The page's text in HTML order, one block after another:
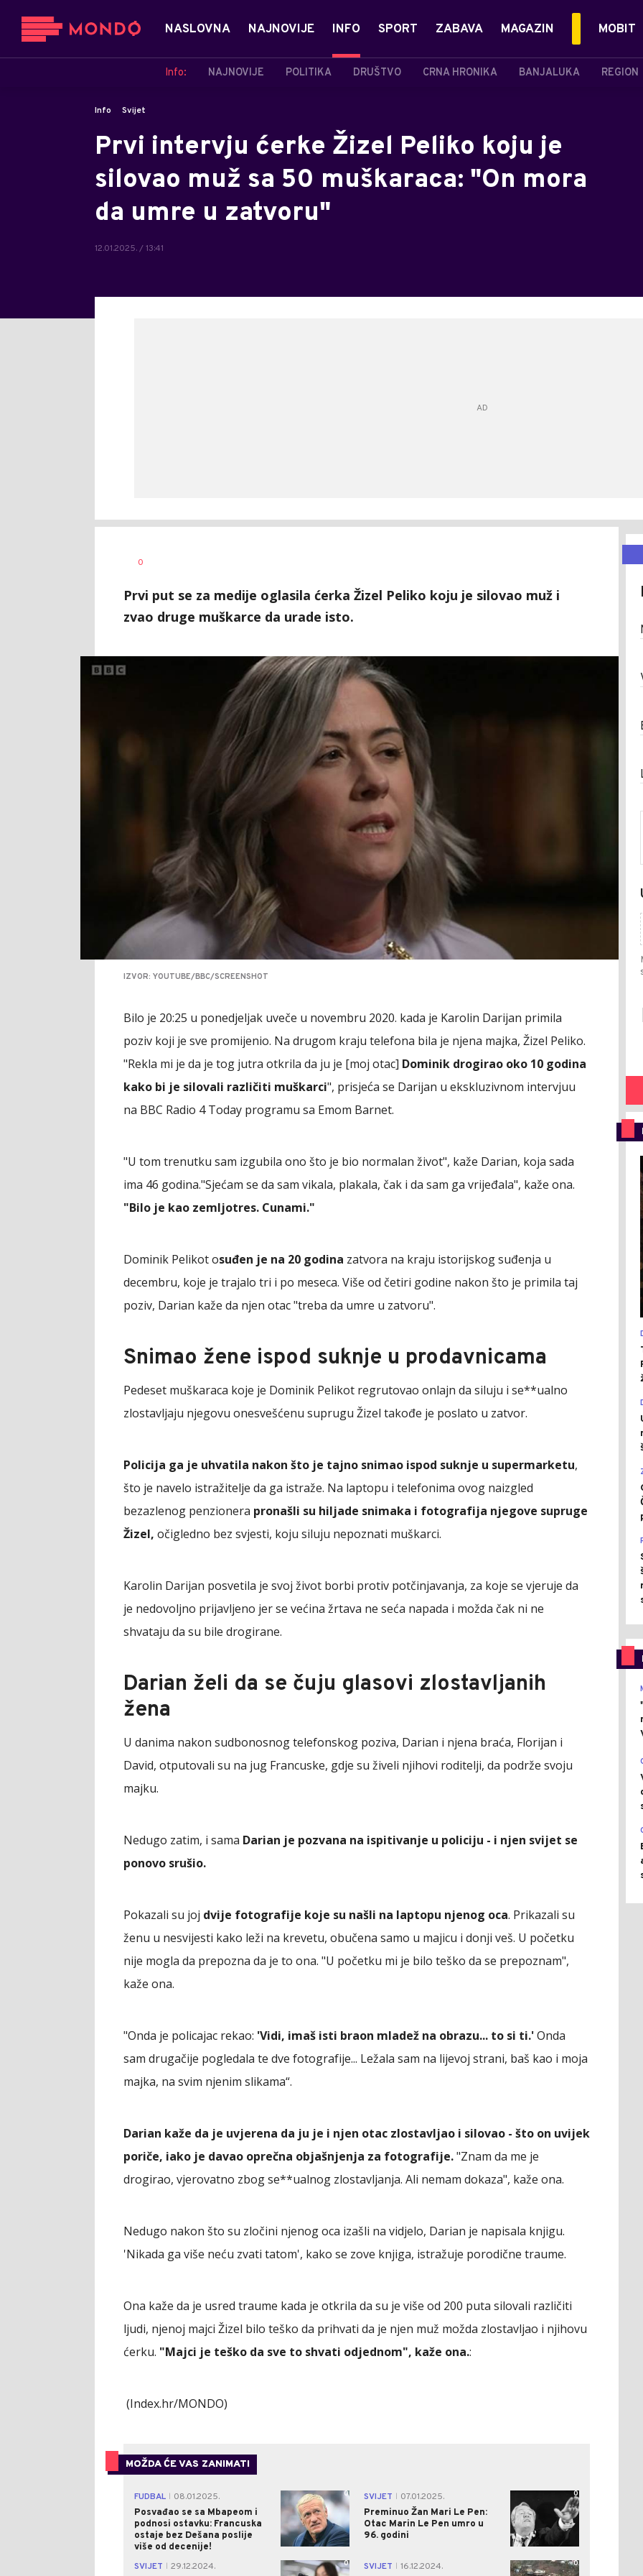
NASLOVNA NAJNOVIJE INFO
Info: NAJNOVIJE POLITIKA DRUŠTVO CRNA HRONIKA BANJALUKA REGION
SPORT ZABAVA MAGAZIN MOBIT
Info Svijet
Prvi intervju ćerke Žizel Peliko koju je
silovao muž sa 50 muškaraca: "On mora
da umre u zatvoru"
12.01.2025. / 13:41
AUTOR
0
Prvi put se za medije oglasila ćerka Žizel Peliko koju je silovao muž i
zvao druge muškarce da urade isto.
IZVOR: YOUTUBE/BBC/SCREENSHOT
Bilo je 20:25 u ponedjeljak uveče u novembru 2020. kada je Karolin Darijan primila
poziv koji je sve promijenio. Na drugom kraju telefona bila je njena majka, Žizel Peliko.
"Rekla mi je da je tog jutra otkrila da ju je [moj otac] Dominik drogirao oko 10 godina
kako bi je silovali različiti muškarci", prisjeća se Darijan u ekskluzivnom intervjuu
na BBC Radio 4 Today programu sa Emom Barnet.
"U tom trenutku sam izgubila ono što je bio normalan život", kaže Darian, koja sada
ima 46 godina."Sjećam se da sam vikala, plakala, čak i da sam ga vrijeđala", kaže ona.
"Bilo je kao zemljotres. Cunami."
Dominik Pelikot osuđen je na 20 godina zatvora na kraju istorijskog suđenja u
decembru, koje je trajalo tri i po meseca. Više od četiri godine nakon što je primila taj
poziv, Darian kaže da njen otac "treba da umre u zatvoru".
Snimao žene ispod suknje u prodavnicama
Pedeset muškaraca koje je Dominik Pelikot regrutovao onlajn da siluju i se**ualno
zlostavljaju njegovu onesvešćenu suprugu Žizel takođe je poslato u zatvor.
Policija ga je uhvatila nakon što je tajno snimao ispod suknje u supermarketu,
što je navelo istražitelje da ga istraže. Na laptopu i telefonima ovog naizgled
bezazlenog penzionera pronašli su hiljade snimaka i fotografija njegove supruge
Žizel, očigledno bez svjesti, koju siluju nepoznati muškarci.
Karolin Darijan posvetila je svoj život borbi protiv potčinjavanja, za koje se vjeruje da
je nedovoljno prijavljeno jer se većina žrtava ne seća napada i možda čak ni ne
shvataju da su bile drogirane.
Darian želi da se čuju glasovi zlostavljanih
žena
U danima nakon sudbonosnog telefonskog poziva, Darian i njena braća, Florijan i
David, otputovali su na jug Francuske, gdje su živeli njihovi roditelji, da podrže svoju
majku.
Nedugo zatim, i sama Darian je pozvana na ispitivanje u policiju - i njen svijet se
ponovo srušio.
Pokazali su joj dvije fotografije koje su našli na laptopu njenog oca. Prikazali su
ženu u nesvijesti kako leži na krevetu, obučena samo u majicu i donji veš. U početku
nije mogla da prepozna da je to ona. "U početku mi je bilo teško da se prepoznam",
kaže ona.
"Onda je policajac rekao: 'Vidi, imaš isti braon mladež na obrazu... to si ti.'Onda
sam drugačije pogledala te dve fotografije... Ležala sam na lijevoj strani, baš kao i moja
majka, na svim njenim slikama“.
Darian kaže da je uvjerena da ju je i njen otac zlostavljao i silovao - što on uvijek
poriče, iako je davao oprečna objašnjenja za fotografije."Znam da me je
drogirao, vjerovatno zbog se**ualnog zlostavljanja. Ali nemam dokaza", kaže ona.
Nedugo nakon što su zločini njenog oca izašli na vidjelo, Darian je napisala knjigu.
'Nikada ga više neću zvati tatom', kako se zove knjiga, istražuje porodične traume.
Ona kaže da je usred traume kada je otkrila da su je više od 200 puta silovali različiti
ljudi, njenoj majci Žizel bilo teško da prihvati da je njen muž možda zlostavljao i njihovu
ćerku. "Majci je teško da sve to shvati odjednom", kaže ona.:
(Index.hr/MONDO)
MOŽDA ĆE VAS ZANIMATI
FUDBAL
08.01.2025.
Posvađao se sa Mbapeom i
podnosi ostavku: Francuska
ostaje bez Dešana poslije
više od decenije!
0 SVIJET
07.01.2025.
Preminuo Žan Mari Le Pen:
Otac Marin Le Pen umro u
96. godini
0
SVIJET 29.12.2024. 0 SVIJET 16.12.2024. 0